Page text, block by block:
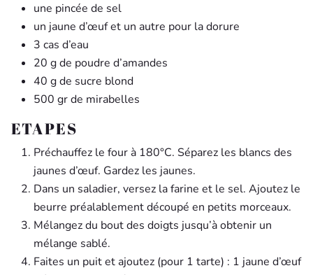
une pincée de sel
un jaune d’œuf et un autre pour la dorure
3 cas d’eau
20 g de poudre d’amandes
40 g de sucre blond
500 gr de mirabelles
ETAPES
Préchauffez le four à 180°C. Séparez les blancs des
jaunes d’œuf. Gardez les jaunes.
Dans un saladier, versez la farine et le sel. Ajoutez le
beurre préalablement découpé en petits morceaux.
Mélangez du bout des doigts jusqu’à obtenir un
mélange sablé.
Faites un puit et ajoutez (pour 1 tarte) : 1 jaune d’œuf